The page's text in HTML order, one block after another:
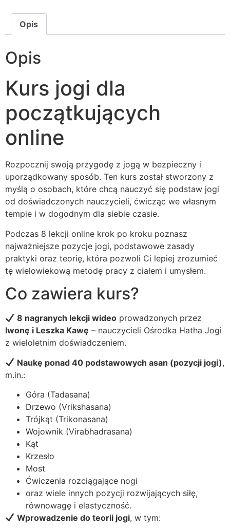
Opis
Opis
Kurs jogi dla
początkujących
online
Rozpocznij swoją przygodę z jogą w bezpieczny i
uporządkowany sposób. Ten kurs został stworzony z
myślą o osobach, które chcą nauczyć się podstaw jogi
od doświadczonych nauczycieli, ćwicząc we własnym
tempie i w dogodnym dla siebie czasie.
Podczas 8 lekcji online krok po kroku poznasz
najważniejsze pozycje jogi, podstawowe zasady
praktyki oraz teorię, która pozwoli Ci lepiej zrozumieć
tę wielowiekową metodę pracy z ciałem i umysłem.
Co zawiera kurs?
8 nagranych lekcji wideo prowadzonych przez
Iwonę i Leszka Kawę – nauczycieli Ośrodka Hatha Jogi
z wieloletnim doświadczeniem.
Naukę ponad 40 podstawowych asan (pozycji jogi),
m.in.:
Góra (Tadasana)
Drzewo (Vrikshasana)
Trójkąt (Trikonasana)
Wojownik (Virabhadrasana)
Kąt
Krzesło
Most
Ćwiczenia rozciągające nogi
oraz wiele innych pozycji rozwijających siłę,
równowagę i elastyczność.
Wprowadzenie do teorii jogi, w tym: